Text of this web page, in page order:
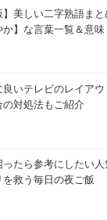
】美しい二字熟語ま
か】な言葉一覧＆意味
良いテレビのレイア
の対処法もご紹介
ったら参考にしたい
を救う毎日の夜ご飯